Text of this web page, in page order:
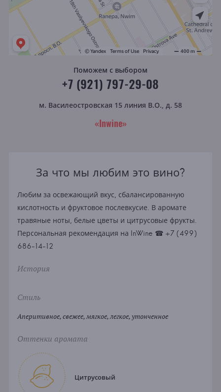
Поможем с выбором
+7 (921) 797-29-08
м. Василеостровская 15 линия В.О., д. 58
«Inwine»
За что мы любим это вино?
Любим за освежающий вкус, сбалансированную
кислотность и фруктовое послевкусие. В аромате
травяные ноты, белые цветы и цитрусовые фрукты.
Персональная рекомендация на InWine ☎ +7 (499)
686-14-12
История
Стиль
Аперитивное, свежее, мягкое, легкое, утонченное
Оттенки аромата
Цитрусовый